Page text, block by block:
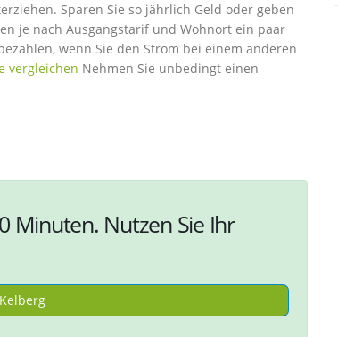
Sparen Sie so jährlich Geld oder geben
je nach Ausgangstarif und Wohnort ein paar
wenn Sie den Strom bei einem anderen
vergleichen Nehmen Sie unbedingt einen
Minuten. Nutzen Sie Ihr